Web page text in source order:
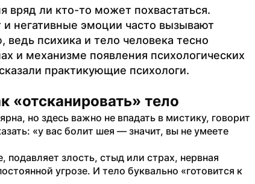
вряд ли кто-то может похвастаться.
негативные эмоции часто вызывают
психика и тело человека тесно
и механизме появления психологических
практикующие психологи.
тело
но здесь важно не впадать в мистику, говорит
«у вас болит шея — значит, вы не умеете
подавляет злость, стыд или страх, нервная
угрозе. И тело буквально «готовится к